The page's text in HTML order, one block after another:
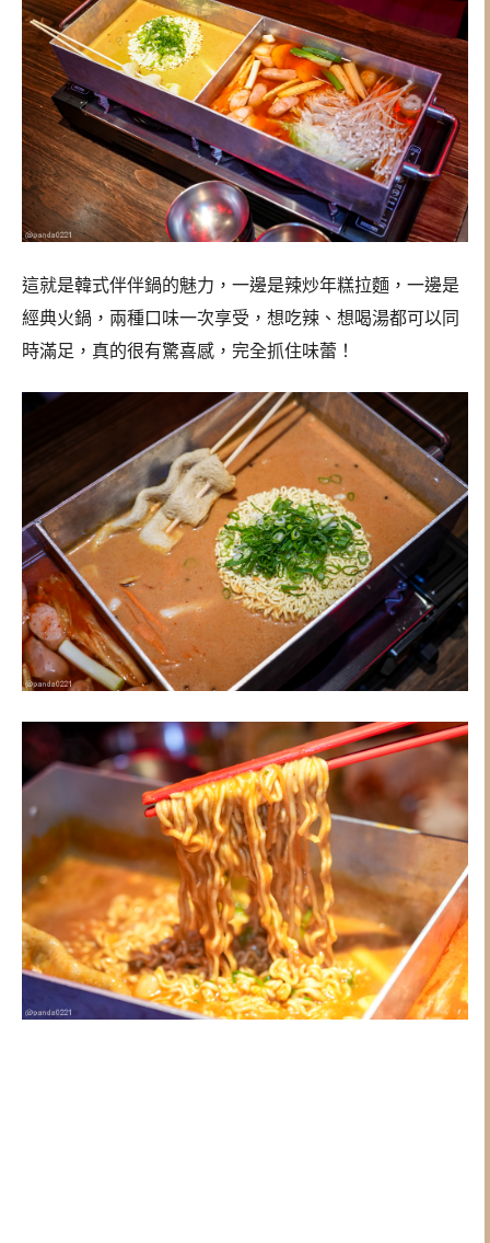
這就是韓式伴伴鍋的魅力，一邊是辣炒年糕拉麵，一邊是
經典火鍋，兩種口味一次享受，想吃辣、想喝湯都可以同
時滿足，真的很有驚喜感，完全抓住味蕾！